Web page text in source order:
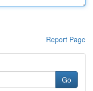
Report Page
Go